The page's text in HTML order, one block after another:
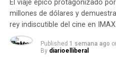
talento impresionante… &
DRAWING… Siiiiiii…. guardo
3 años… hoy ya en College
Ilustración/Dibujo. Que gran
El viaje épico protagonizado
millones de dólares y
rey indiscutible del cine en IMAX.
Published 1 semana ago
By diarioelliberal